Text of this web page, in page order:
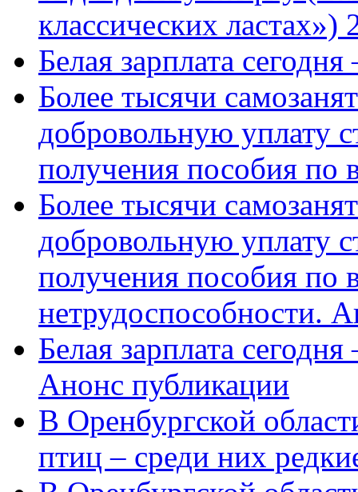
классических ластах»)
Белая зарплата
Более тысячи
добровольную уплату
получения пособия по
Более тысячи
добровольную уплату
получения пособия по
нетрудоспособности.
Белая зарплата
Анонс публикации
В Оренбургской
птиц – среди них